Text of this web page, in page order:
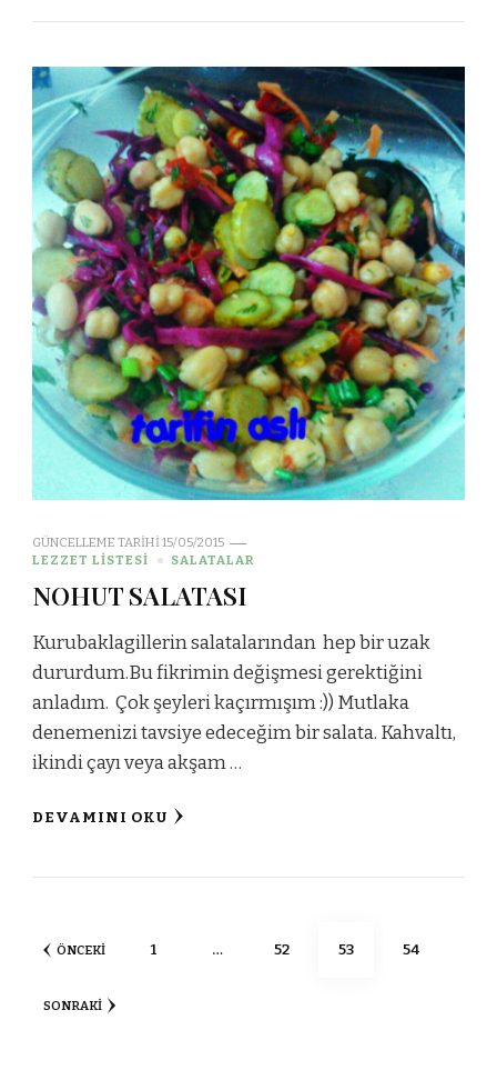
GÜNCELLEME TARIHI15/05/2015
LEZZET LİSTESİ
SALATALAR
NOHUT SALATASI
Kurubaklagillerin salatalarından hep bir uzak
dururdum.Bu fikrimin değişmesi gerektiğini
anladım. Çok şeyleri kaçırmışım :)) Mutlaka
denemenizi tavsiye edeceğim bir salata. Kahvaltı,
ikindi çayı veya akşam …
DEVAMINI OKU
Yazı
ÖNCEKI SAYFA
1 … SAYFA
52 SAYFA
53 SAYFA
54
SONRAKI